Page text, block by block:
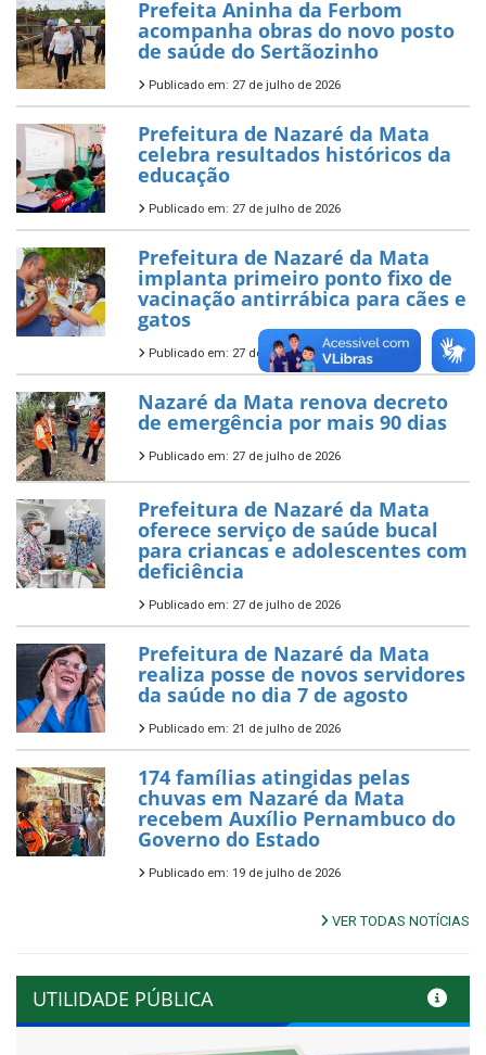
Prefeita Aninha da Ferbom
acompanha obras do novo posto
de saúde do Sertãozinho
Publicado em: 27 de julho de 2026
Prefeitura de Nazaré da Mata
celebra resultados históricos da
educação
Publicado em: 27 de julho de 2026
Prefeitura de Nazaré da Mata
implanta primeiro ponto fixo de
vacinação antirrábica para cães e
gatos
Publicado em: 27 de julho de 2026
Nazaré da Mata renova decreto
de emergência por mais 90 dias
Publicado em: 27 de julho de 2026
Prefeitura de Nazaré da Mata
oferece serviço de saúde bucal
para criancas e adolescentes com
deficiência
Publicado em: 27 de julho de 2026
Prefeitura de Nazaré da Mata
realiza posse de novos servidores
da saúde no dia 7 de agosto
Publicado em: 21 de julho de 2026
174 famílias atingidas pelas
chuvas em Nazaré da Mata
recebem Auxílio Pernambuco do
Governo do Estado
Publicado em: 19 de julho de 2026
VER TODAS NOTÍCIAS
UTILIDADE PÚBLICA